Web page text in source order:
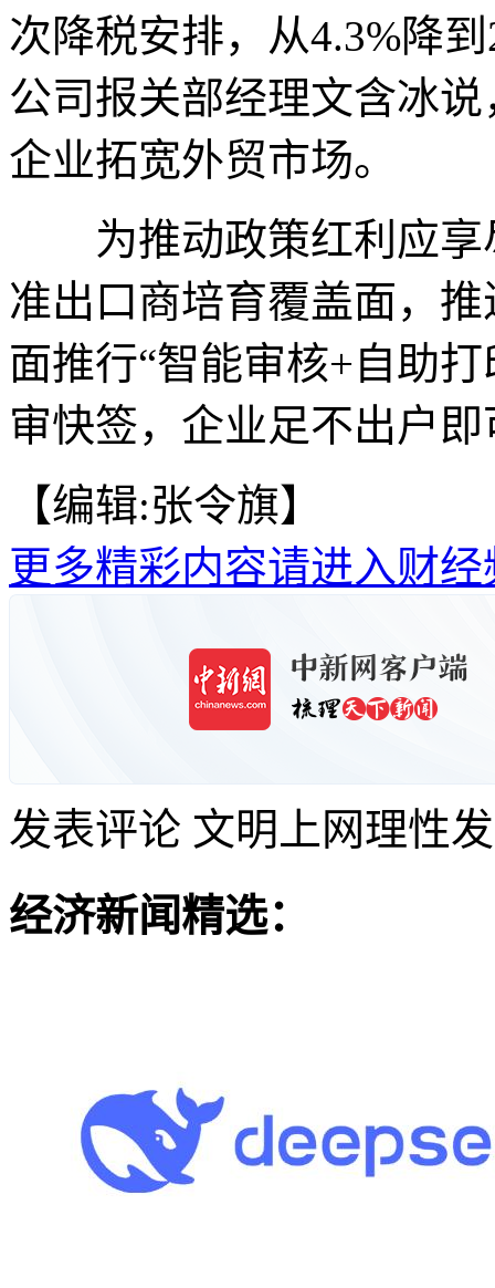
次降税安排，从4.3%降
公司报关部经理文含冰
企业拓宽外贸市场。
为推动政策红利应享
准出口商培育覆盖面，
面推行“智能审核+自助
审快签，企业足不出户
【编辑:张令旗】
更多精彩内容请进入财经
发表评论 文明上网理性
经济新闻精选：